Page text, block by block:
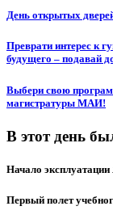
День открытых
Преврати интерес к
будущего – подавай
Выбери свою
магистратуры МАИ!
В этот день
Начало
Первый полет